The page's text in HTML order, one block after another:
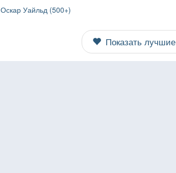
Оскар Уайльд (500+)
Показать лучшие